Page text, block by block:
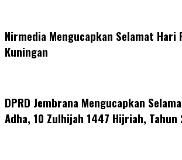
Nirmedia Mengucapkan Selamat Hari
Kuningan
DPRD Jembrana Mengucapkan
Adha, 10 Zulhijah 1447 Hijriah, Tahun